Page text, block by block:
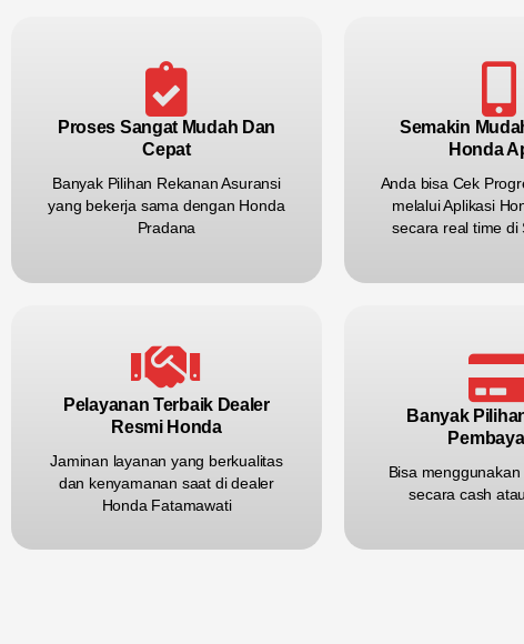
Proses Sangat Mudah Dan
Cepat
Banyak Pilihan Rekanan Asuransi
yang bekerja sama dengan Honda
Pradana
Semakin
Honda
Anda bisa Cek
melalui Aplikasi
secara real time di
Pelayanan Terbaik Dealer
Resmi Honda
Jaminan layanan yang berkualitas
dan kenyamanan saat di dealer
Honda Fatamawati
Banyak
Bisa
secara cash